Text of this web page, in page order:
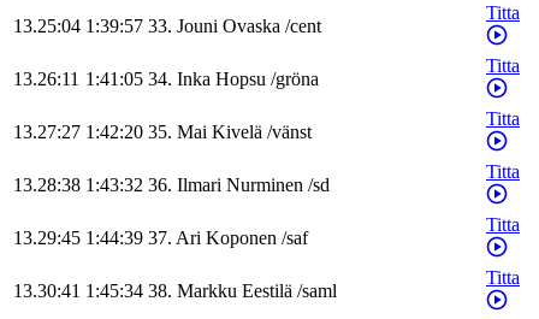
13.25:04 1:39:57 33. Jouni Ovaska /cent
Titta
13.26:11 1:41:05 34. Inka Hopsu /gröna
Titta
13.27:27 1:42:20 35. Mai Kivelä /vänst
Titta
13.28:38 1:43:32 36. Ilmari Nurminen /sd
Titta
13.29:45 1:44:39 37. Ari Koponen /saf
Titta
13.30:41 1:45:34 38. Markku Eestilä /saml
Titta